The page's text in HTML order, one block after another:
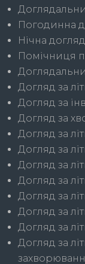
Погодинна
Нічна
Помічниця
Догляд за
Догляд за
Догляд за
Догляд за
Догляд за
Догляд за
Догляд за
Догляд за
Догляд за
Догляд за
Догляд за